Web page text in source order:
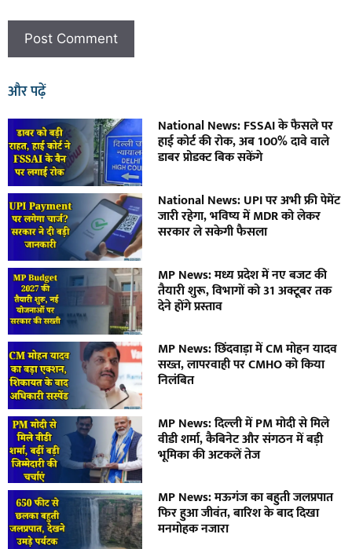
और पढ़ें
National News: FSSAI के फैसले पर
हाई कोर्ट की रोक, अब 100% दावे वाले
डाबर प्रोडक्ट बिक सकेंगे
National News: UPI पर अभी फ्री पेमेंट
जारी रहेगा, भविष्य में MDR को लेकर
सरकार ले सकेगी फैसला
MP News: मध्य प्रदेश में नए बजट की
तैयारी शुरू, विभागों को 31 अक्टूबर तक
देने होंगे प्रस्ताव
MP News: छिंदवाड़ा में CM मोहन यादव
सख्त, लापरवाही पर CMHO को किया
निलंबित
MP News: दिल्ली में PM मोदी से मिले
वीडी शर्मा, कैबिनेट और संगठन में बड़ी
भूमिका की अटकलें तेज
MP News: मऊगंज का बहुती जलप्रपात
फिर हुआ जीवंत, बारिश के बाद दिखा
मनमोहक नजारा